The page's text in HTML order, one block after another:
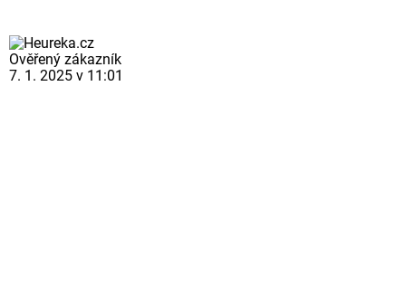
Ověřený zákazník
7. 1. 2025 v 11:01